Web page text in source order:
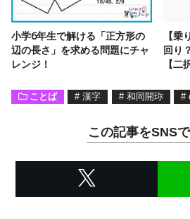
小学6年生で解ける「正方形の
辺の長さ」を求める問題にチャ
レンジ！
【
回り
【二
ことば # 漢字 # 和同開珎 #
この記事をSNS